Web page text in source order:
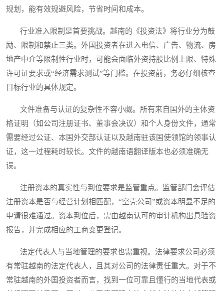
规划，能有效规避风险，节省时间和成本。
行业准入限制是首要挑战。越南的《投资法》将行业分为鼓
励、限制和禁止三类。外国投资者在进入电信、广告、物流、房
地产中介等限制性行业时，可能会面临外资持股比例上限、特殊
许可证要求或“经济需求测试”等门槛。在投资前，务必仔细核查
目标行业的具体规定。
文件准备与认证的复杂性不容小觑。所有来自国外的主体资
格证明（如公司注册证书、董事会决议）和个人身份文件，通常
需要经过公证、本国外交部认证以及越南驻该国使领馆的领事认
证，这一过程耗时较长。文件的越南语翻译版本也必须准确无
误。
注册资本的真实性与到位要求是监管重点。监管部门会评估
注册资本是否与经营计划相匹配，“空壳公司”或资本明显不足的
申请很难通过。资本到位后，需由越南认可的审计机构出具验资
报告，并完成相应的工商变更登记。
法定代表人与当地管理的要求也需重视。法律要求公司必须
有常驻越南的法定代表人，且其对公司的法律责任重大。对于不
常驻越南的外国投资者而言，找到一位可靠且懂行的当地代表或